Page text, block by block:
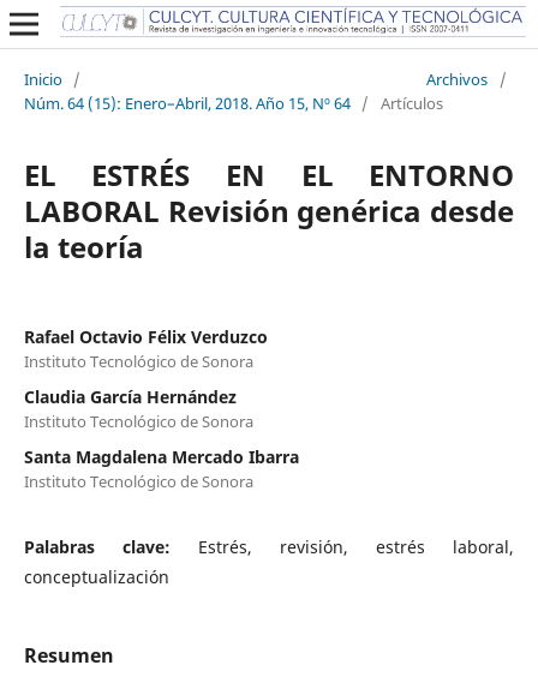
Inicio / Archivos
/
Núm. 64 (15): Enero–Abril, 2018. Año 15, Nº 64 / Artículos
EL ESTRÉS EN EL ENTORNO
LABORAL Revisión genérica desde
la teoría
Rafael Octavio Félix Verduzco
Instituto Tecnológico de Sonora
Claudia García Hernández
Instituto Tecnológico de Sonora
Santa Magdalena Mercado Ibarra
Instituto Tecnológico de Sonora
Palabras clave: Estrés, revisión, estrés laboral,
conceptualización
Resumen